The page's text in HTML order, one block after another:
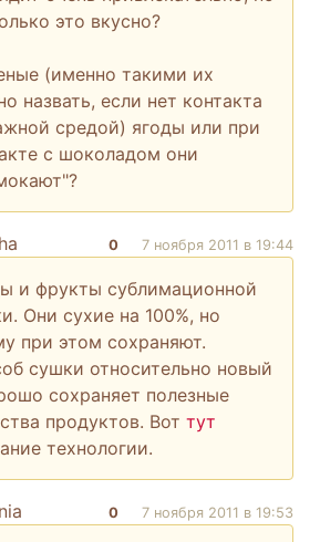
это вкусно?
(именно такими их
назвать, если нет контакта
средой) ягоды или при
с шоколадом они
0 7 ноября 2011 в 19:44
и фрукты сублимационной
Они сухие на 100%, но
при этом сохраняют.
сушки относительно новый
сохраняет полезные
продуктов. Вот тут
технологии.
0 7 ноября 2011 в 19:53